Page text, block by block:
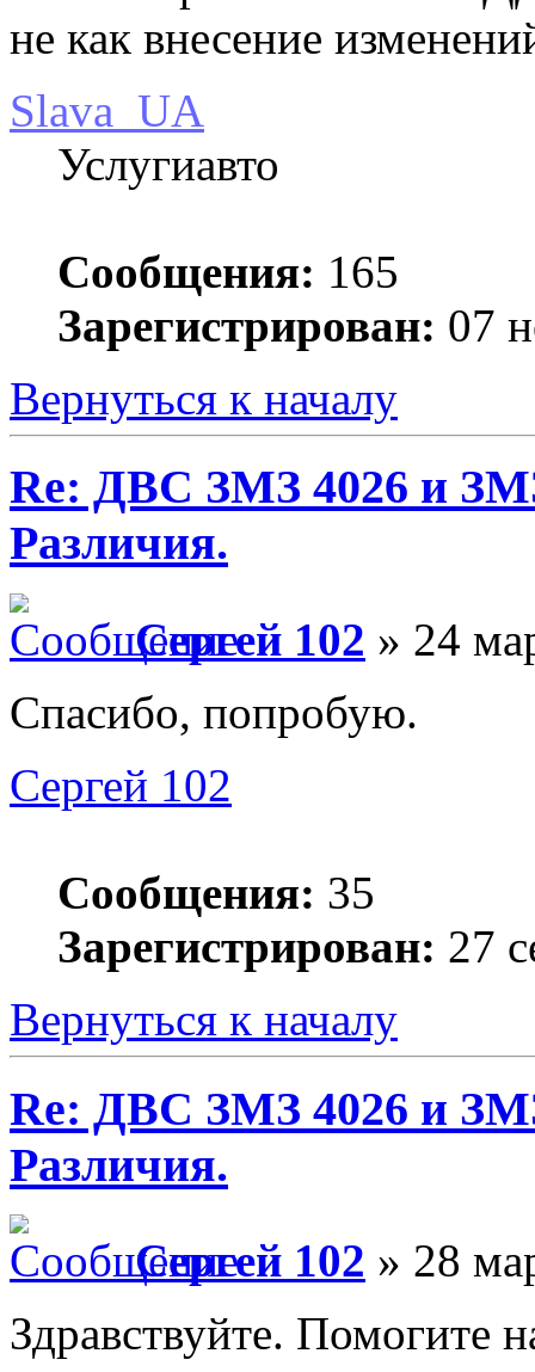
не как внесение
Slava_UA
Услугиавто
Сообщения: 165
Зарегистрирован: 07
Вернуться к началу
Re: ДВС ЗМЗ 4026 и
Различия.
Сергей 102 » 24
Спасибо, попробую.
Сергей 102
Сообщения: 35
Зарегистрирован: 27
Вернуться к началу
Re: ДВС ЗМЗ 4026 и
Различия.
Сергей 102 » 28
Здравствуйте.